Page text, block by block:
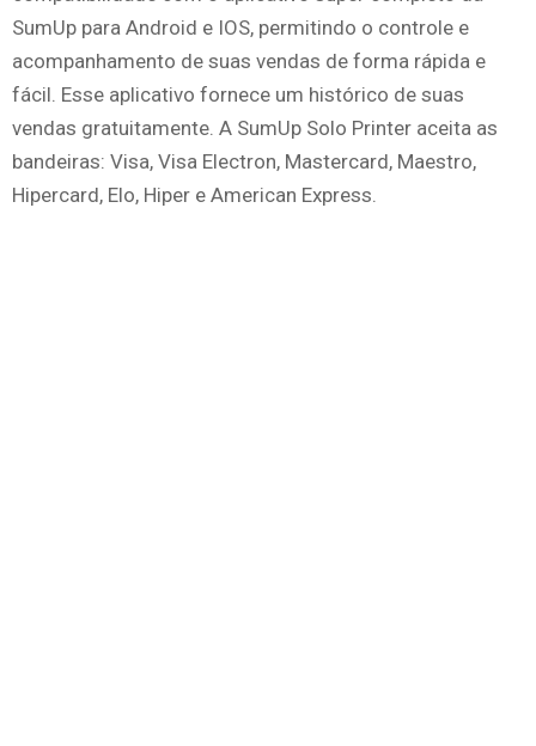
SumUp para Android e IOS, permitindo o controle e
acompanhamento de suas vendas de forma rápida e
fácil. Esse aplicativo fornece um histórico de suas
vendas gratuitamente. A SumUp Solo Printer aceita as
bandeiras: Visa, Visa Electron, Mastercard, Maestro,
Hipercard, Elo, Hiper e American Express.